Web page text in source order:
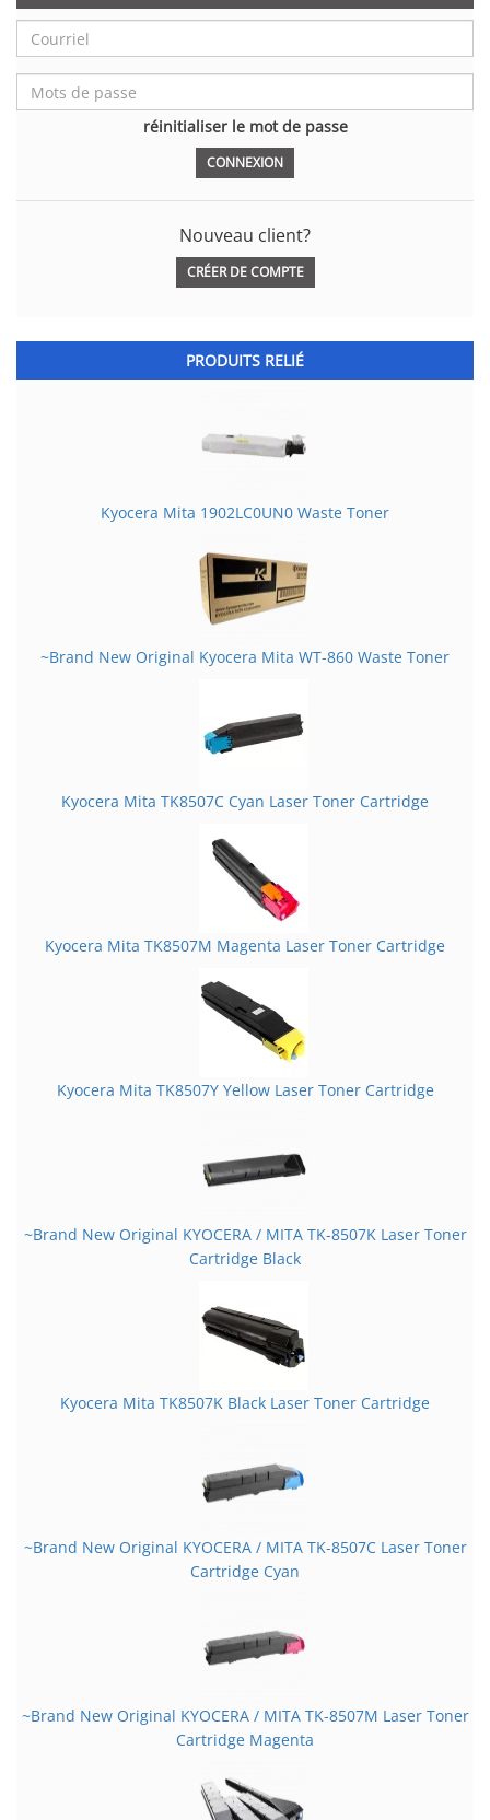
réinitialiser le mot de passe
Nouveau client?
CRÉER DE COMPTE
PRODUITS RELIÉ
Kyocera Mita 1902LC0UN0 Waste Toner
~Brand New Original Kyocera Mita WT-860 Waste Toner
Kyocera Mita TK8507C Cyan Laser Toner Cartridge
Kyocera Mita TK8507M Magenta Laser Toner Cartridge
Kyocera Mita TK8507Y Yellow Laser Toner Cartridge
~Brand New Original KYOCERA / MITA TK-8507K Laser Toner
Cartridge Black
Kyocera Mita TK8507K Black Laser Toner Cartridge
~Brand New Original KYOCERA / MITA TK-8507C Laser Toner
Cartridge Cyan
~Brand New Original KYOCERA / MITA TK-8507M Laser Toner
Cartridge Magenta